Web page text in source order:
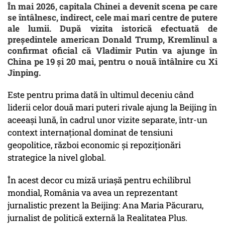
În mai 2026, capitala Chinei a devenit scena pe care
se întâlnesc, indirect, cele mai mari centre de putere
ale lumii. După vizita istorică efectuată de
președintele american Donald Trump, Kremlinul a
confirmat oficial că Vladimir Putin va ajunge în
China pe 19 și 20 mai, pentru o nouă întâlnire cu Xi
Jinping.
Este pentru prima dată în ultimul deceniu când
liderii celor două mari puteri rivale ajung la Beijing în
aceeași lună, în cadrul unor vizite separate, într-un
context internațional dominat de tensiuni
geopolitice, război economic și repoziționări
strategice la nivel global.
În acest decor cu miză uriașă pentru echilibrul
mondial, România va avea un reprezentant
jurnalistic prezent la Beijing: Ana Maria Păcuraru,
jurnalist de politică externă la Realitatea Plus.